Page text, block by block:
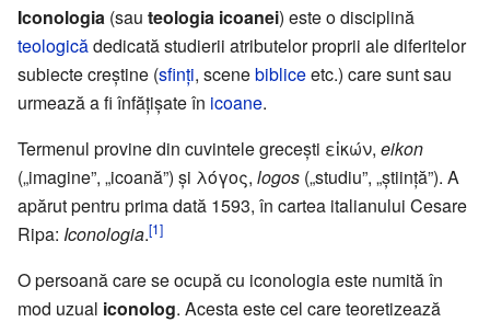
Iconologia (sau teologia icoanei) este o disciplină
teologicădedicată studierii atributelor proprii ale diferitelor
subiecte creștine (sfinți, scenebibliceetc.) care sunt sau
urmează a fi înfățișate în icoane.
Termenul provine din cuvintele grecești εἰκών, eikon
(„imagine”, „icoană”) și λόγος, logos („studiu”, „știință”). A
apărut pentru prima dată 1593, în cartea italianului Cesare
Ripa: Iconologia.[1]
O persoană care se ocupă cu iconologia este numită în
mod uzual iconolog. Acesta este cel care teoretizează